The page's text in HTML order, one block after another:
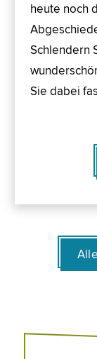
heute noch
Schlendern
Sie dabei